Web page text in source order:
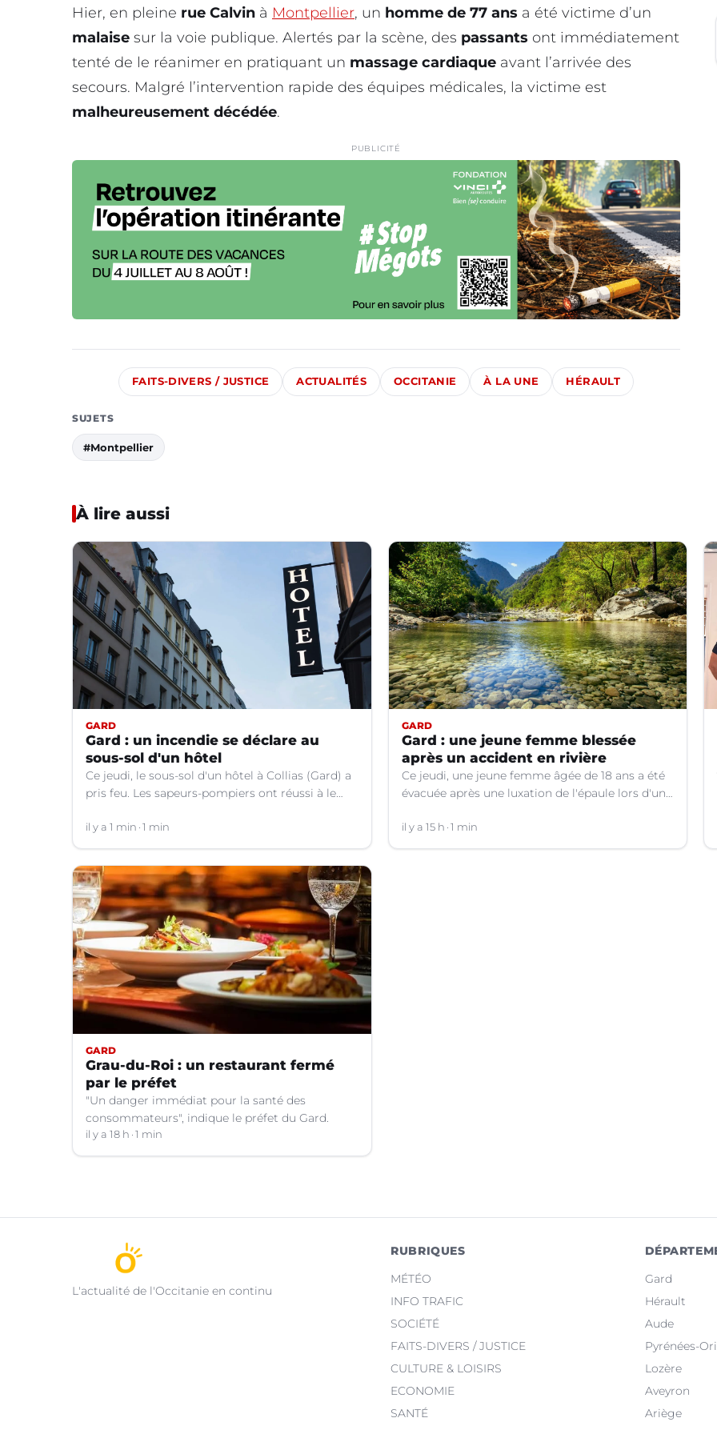
Hier, en pleine rue Calvin à Montpellier, un homme de 77 ans a été victime d’un
malaise sur la voie publique. Alertés par la scène, des passants ont immédiatement
tenté de le réanimer en pratiquant un massage cardiaque avant l’arrivée des
secours. Malgré l’intervention rapide des équipes médicales, la victime est
malheureusement décédée.
PUBLICITÉ
FAITS-DIVERS / JUSTICE ACTUALITÉS OCCITANIE À LA UNE HÉRAULT
SUJETS
#Montpellier
À lire aussi
GARD
Gard : un incendie se déclare au
sous-sol d'un hôtel
Ce jeudi, le sous-sol d'un hôtel à Collias (Gard) a
pris feu. Les sapeurs-pompiers ont réussi à le
il y a 1 min 1 min
GARD
Gard : une jeune femme blessée
après un accident en rivière
Ce jeudi, une jeune femme âgée de 18 ans a été
évacuée après une luxation de l'épaule lors d'un
Valborgne (Gard).
il y a 15 h 1 min
GARD
Grau-du-Roi : un restaurant fermé
par le préfet
"Un danger immédiat pour la santé des
consommateurs", indique le préfet du Gard.
il y a 18 h 1 min
L'actualité de l'Occitanie en continu
RUBRIQUES
MÉTÉO
INFO TRAFIC
SOCIÉTÉ
FAITS-DIVERS / JUSTICE
CULTURE & LOISIRS
ECONOMIE
SANTÉ
Gard
Hérault
Aude
Pyrénées-
Lozère
Aveyron
Ariège